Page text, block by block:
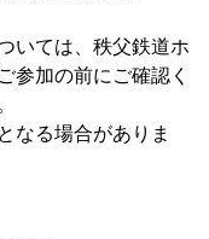
いては、秩父鉄道ホ
参加の前にご確認く
なる場合がありま